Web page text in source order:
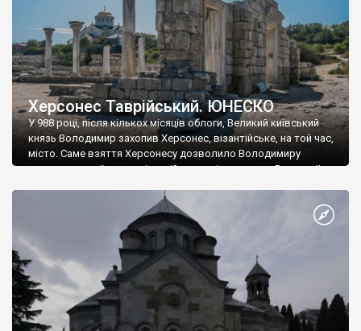
Херсонес Таврійський. ЮНЕСКО
У 988 році, після кількох місяців облоги, Великий київський
князь Володимир захопив Херсонес, візантійське, на той час,
місто. Саме взяття Херсонесу дозволило Володимиру
диктувати свої умови візантійському імператору Василю ІІ, та
Херсонесі Володимир-язичник, став Василем-християнином.
А потім було Хрещення Русі. На честь Херсонесу Таврійського